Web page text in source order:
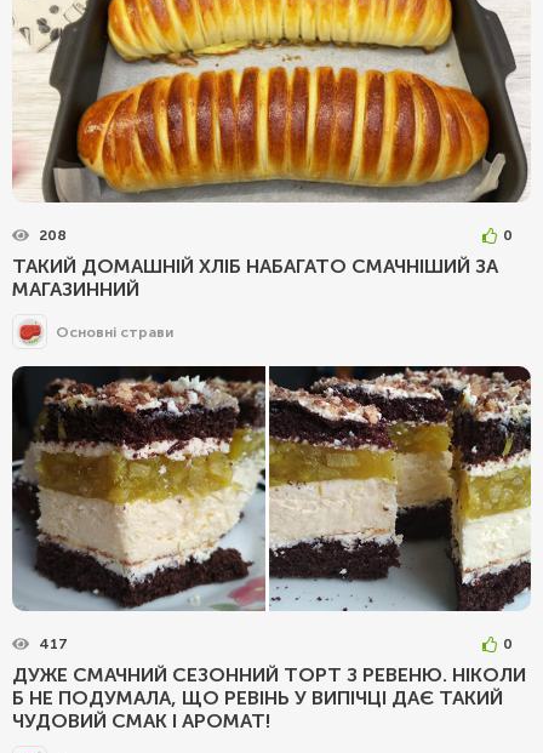
208 0
ТАКИЙ ДОМАШНІЙ ХЛІБ НАБАГАТО СМАЧНІШИЙ ЗА
МАГАЗИННИЙ
Основні страви
417 0
ДУЖЕ СМАЧНИЙ СЕЗОННИЙ ТОРТ З РЕВЕНЮ. НІКОЛИ
Б НЕ ПОДУМАЛА, ЩО РЕВІНЬ У ВИПІЧЦІ ДАЄ ТАКИЙ
ЧУДОВИЙ СМАК І АРОМАТ!